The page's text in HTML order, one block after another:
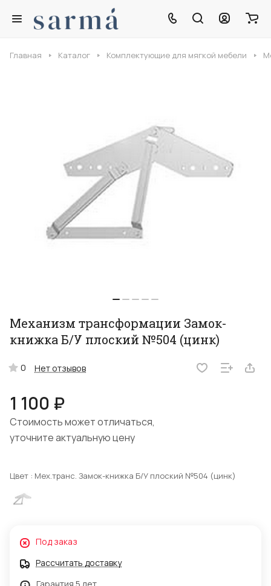
Главная Каталог Комплектующие для мягкой мебели
Механизм трансформации Замок-
книжка Б/У плоский №504 (цинк)
0 Нет отзывов
1 100 ₽
Стоимость может отличаться,
уточните актуальную цену
Цвет : Мех.транс. Замок-книжка Б/У плоский №504 (цинк)
Под заказ
Рассчитать доставку